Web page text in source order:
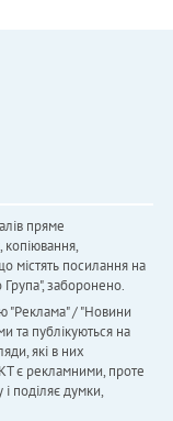
пряме
містять посилання на
Група", заборонено.
"Реклама" / "Новини
та публікуються на
які в них
є рекламними, проте
і поділяє думки,